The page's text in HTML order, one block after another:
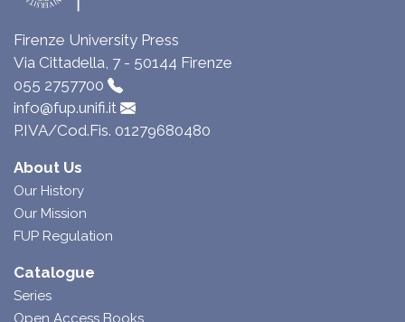
Firenze University Press
Via Cittadella, 7 - 50144 Firenze
055 2757700
info@fup.unifi.it
P.IVA/Cod.Fis. 01279680480
About Us
Our History
Our Mission
FUP Regulation
Catalogue
Series